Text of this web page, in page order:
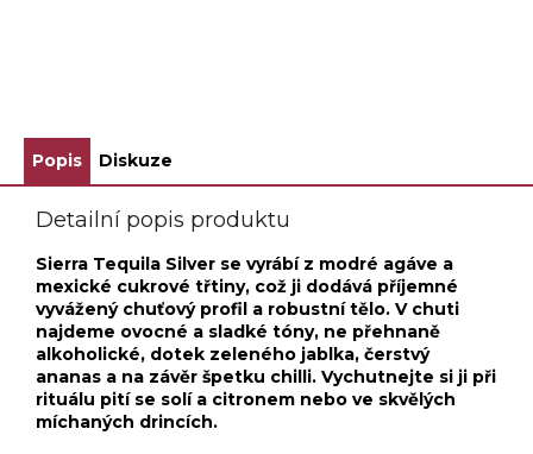
Popis Diskuze
Detailní popis produktu
Sierra Tequila Silver se vyrábí z modré agáve a
mexické cukrové třtiny, což ji dodává příjemné
vyvážený chuťový profil a robustní tělo. V chuti
najdeme ovocné a sladké tóny, ne přehnaně
alkoholické, dotek zeleného jablka, čerstvý
ananas a na závěr špetku chilli. Vychutnejte si ji při
rituálu pití se solí a citronem nebo ve skvělých
míchaných drincích.